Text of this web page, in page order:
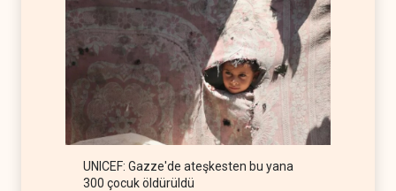
UNICEF: Gazze'de ateşkesten bu yana
300 çocuk öldürüldü